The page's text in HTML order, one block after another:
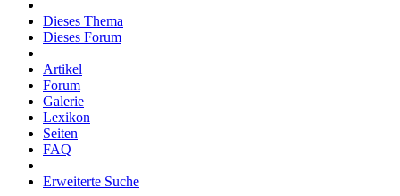
Dieses Thema
Dieses Forum
Artikel
Forum
Galerie
Lexikon
Seiten
FAQ
Erweiterte Suche